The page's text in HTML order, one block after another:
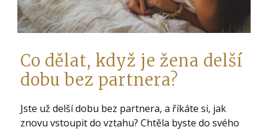
Co dělat, když je žena delší
dobu bez partnera?
Jste už delší dobu bez partnera, a říkáte si, jak
znovu vstoupit do vztahu? Chtěla byste do svého